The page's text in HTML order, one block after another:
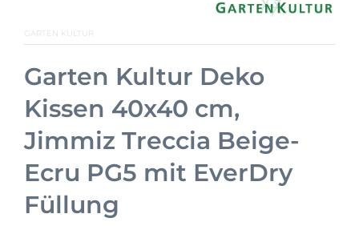
GARTEN KULTUR
Garten Kultur Deko
Kissen 40x40 cm,
Jimmiz Treccia Beige-
Ecru PG5 mit EverDry
Füllung